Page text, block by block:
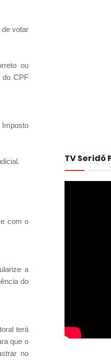
votar
ou
do CPF
com o
a
do
terá
que o
no
TV Seridó